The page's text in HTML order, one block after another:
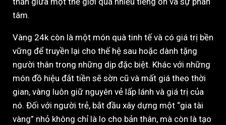
tâm.
Vàng 24k còn là một món quà tinh tế và có giá trị bền
vững để truyền lại cho thế hệ sau hoặc dành tặng
người thân trong những dịp đặc biệt. Khác với những
món đồ hiệu đắt tiền sẽ sờn cũ và mất giá theo thời
gian, vàng luôn giữ nguyên vẻ lấp lánh và giá trị của
nó. Đối với người trẻ, bắt đầu xây dựng một “gia tài
vàng” nhỏ không chỉ là lo cho bản thân, mà còn là tạo